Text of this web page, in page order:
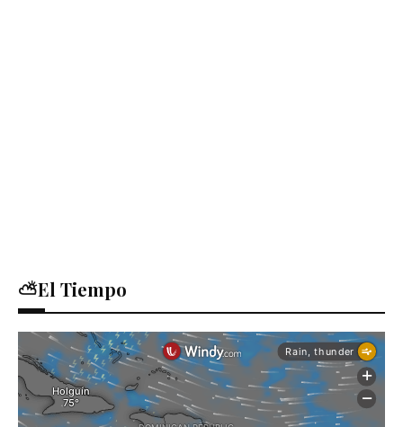
⛅El Tiempo